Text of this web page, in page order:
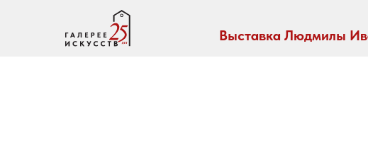
Выставка Людмилы